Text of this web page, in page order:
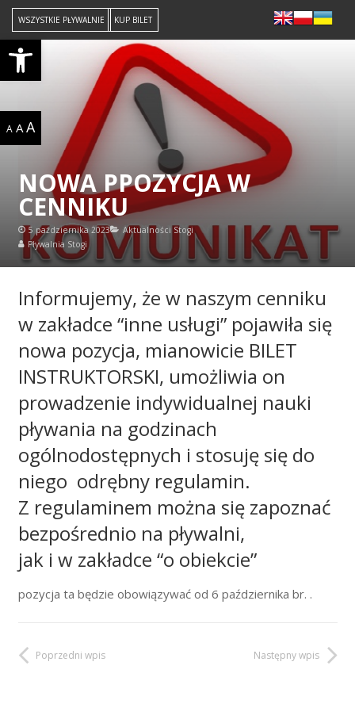
Open toolbar
WSZYSTKIE PŁYWALNIE KUP BILET
A A A
NOWA PPOZYCJA W
CENNIKU
5 października 2023
Aktualności Stogi
Pływalnia Stogi
Informujemy, że w naszym cenniku
w zakładce “inne usługi” pojawiła się
nowa pozycja, mianowicie BILET
INSTRUKTORSKI, umożliwia on
prowadzenie indywidualnej nauki
pływania na godzinach
ogólnodostępnych i stosuję się do
niego odrębny regulamin.
Z regulaminem można się zapoznać
bezpośrednio na pływalni,
jak i w zakładce “o obiekcie”
pozycja ta będzie obowiązywać od 6 października br. .
Poprzedni wpis Następny wpis